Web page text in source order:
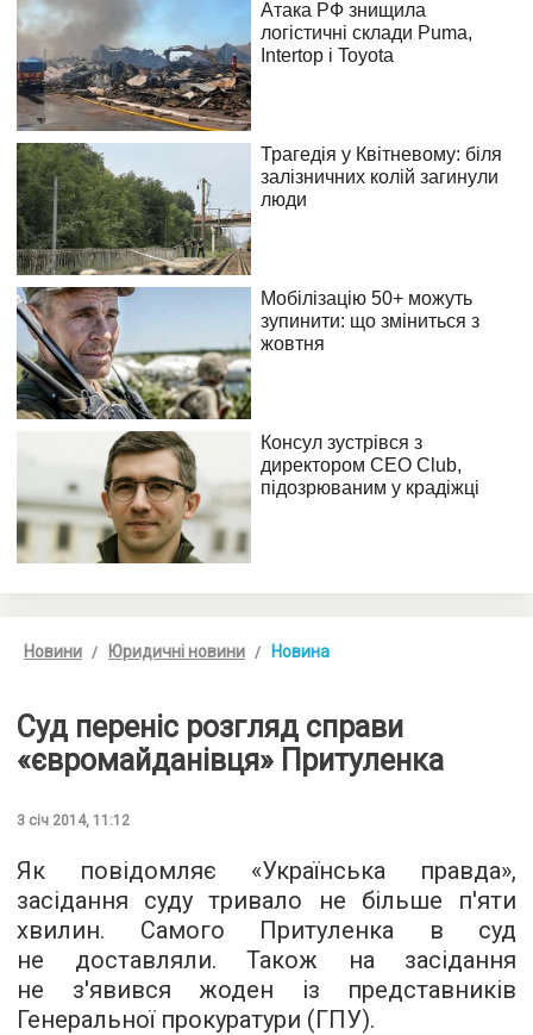
Новини Юридичні новини Новина
Суд переніс розгляд справи
«євромайданівця» Притуленка
3 січ 2014, 11:12
Як повідомляє «Українська правда»,
засідання суду тривало не більше п'яти
хвилин. Самого Притуленка в суд
не доставляли. Також на засідання
не з'явився жоден із представників
Генеральної прокуратури (ГПУ).